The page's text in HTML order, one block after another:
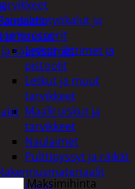
ja
Letkut, liittimet ja
pistoolit
Letkut ja muut
tarvikkeet
Maaliruiskut ja
tarvikkeet
Naulaimet
Pulttipyssyt ja räikät
ja housut
säärystimet
Maksimihinta